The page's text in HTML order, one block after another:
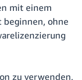
mit einem
ohne
zu verwenden,